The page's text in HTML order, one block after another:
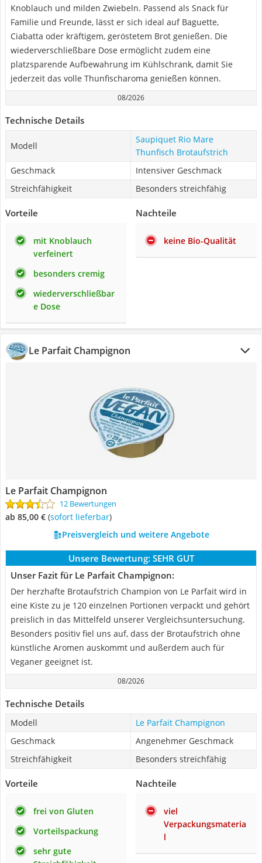
Knoblauch und milden Zwiebeln. Passend als Snack für
Familie und Freunde, lässt er sich ideal auf Baguette,
Ciabatta oder kräftigem, geröstetem Brot genießen. Die
wiederverschließbare Dose ermöglicht zudem eine
platzsparende Aufbewahrung im Kühlschrank, damit Sie
jederzeit das volle Thunfischaroma genießen können.
08/2026
Technische Details
Modell
Saupiquet Rio Mare
Thunfisch Brotaufstrich
Geschmack
Intensiver Geschmack
Streichfähigkeit
Besonders streichfähig
Vorteile
mit Knoblauch
verfeinert
besonders cremig
wiederverschließbar
e Dose
Nachteile
keine Bio-Qualität
Le Parfait Champignon
Le Parfait Champignon
12 Bewertungen
ab 85,00 € ( Sofort lieferbar)
Preisvergleich und weitere Angebote
Unsere Bewertung: SEHR GUT
Unser Fazit für Le Parfait Champignon:
Der herzhafte Brotaufstrich Champion von Le Parfait wird in
eine Kiste zu je 120 einzelnen Portionen verpackt und gehört
preislich in das Mittelfeld unserer Vergleichsuntersuchung.
Besonders positiv fiel uns auf, dass der Brotaufstrich ohne
künstliche Aromen auskommt und außerdem auch für
Veganer geeignet ist.
08/2026
Technische Details
Modell
Le Parfait Champignon
Geschmack
Angenehmer Geschmack
Streichfähigkeit
Besonders streichfähig
Vorteile
frei von Gluten
Vorteilspackung
sehr gute
Nachteile
viel
Verpackungsmateria
l